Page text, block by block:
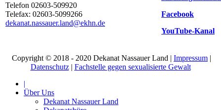
Telefon 02603-509920
Telefax: 02603-5099266
dekanat.nassauer.land@ekhn.de
Facebook
YouTube-Kanal
Copyright © 2018 - 2020 Dekanat Nassauer Land | Impressum |
Datenschutz| Fachstelle gegen sexualisierte Gewalt
|
Über Uns
Dekanat Nassauer Land